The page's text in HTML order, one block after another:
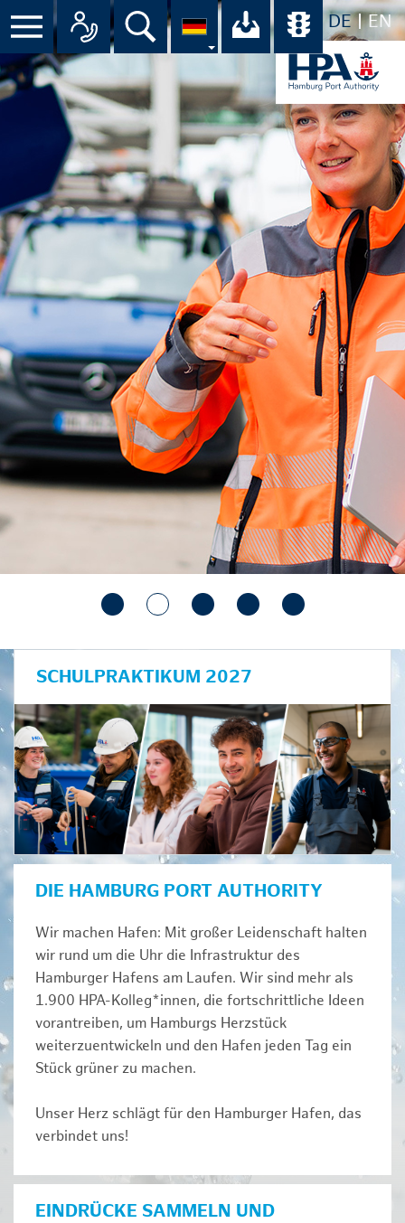
DE EN
Suche Ihr Download-
SCHULPRAKTIKUM 2027
DIE HAMBURG PORT AUTHORITY
Wir machen Hafen: Mit großer Leidenschaft halten
wir rund um die Uhr die Infrastruktur des
Hamburger Hafens am Laufen. Wir sind mehr als
1.900 HPA-Kolleg*innen, die fortschrittliche Ideen
vorantreiben, um Hamburgs Herzstück
weiterzuentwickeln und den Hafen jeden Tag ein
Stück grüner zu machen.
Unser Herz schlägt für den Hamburger Hafen, das
verbindet uns!
EINDRÜCKE SAMMELN UND